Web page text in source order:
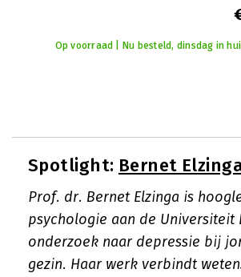
Op voorraad | Nu besteld, dinsdag in
Spotlight: Bernet
Prof. dr. Bernet Elzinga is
psychologie aan de Universiteit
onderzoek naar depressie bij
gezin. Haar werk verbindt